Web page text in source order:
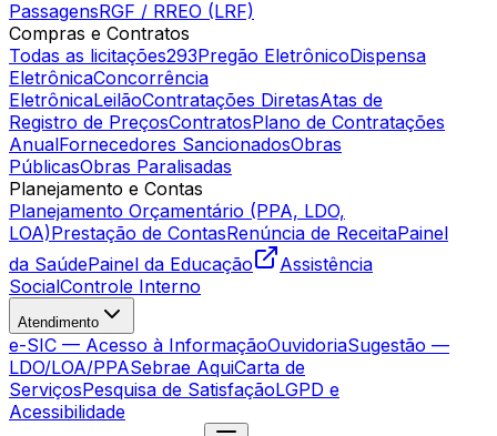
PassagensRGF / RREO (LRF)
Compras e Contratos
Todas as licitações293Pregão EletrônicoDispensa
EletrônicaConcorrência
EletrônicaLeilãoContratações DiretasAtas de
Registro de PreçosContratosPlano de Contratações
AnualFornecedores SancionadosObras
PúblicasObras Paralisadas
Planejamento e Contas
Planejamento Orçamentário (PPA, LDO,
LOA)Prestação de ContasRenúncia de ReceitaPainel
da SaúdePainel da Educação
Assistência
SocialControle Interno
Atendimento
e-SIC — Acesso à InformaçãoOuvidoriaSugestão —
LDO/LOA/PPASebrae AquiCarta de
ServiçosPesquisa de SatisfaçãoLGPD e
Acessibilidade